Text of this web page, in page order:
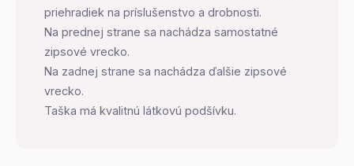
priehradiek na príslušenstvo a drobnosti.
Na prednej strane sa nachádza samostatné
zipsové vrecko.
Na zadnej strane sa nachádza ďalšie zipsové
vrecko.
Taška má kvalitnú látkovú podšívku.